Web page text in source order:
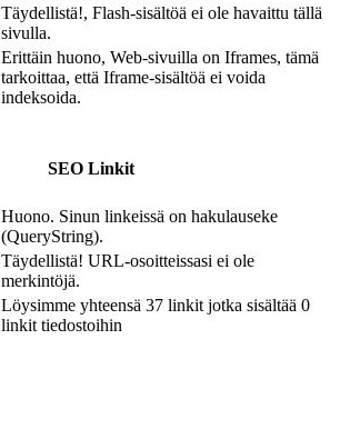
Täydellistä!, Flash-sisältöä ei ole havaittu tällä
sivulla.
Erittäin huono, Web-sivuilla on Iframes, tämä
tarkoittaa, että Iframe-sisältöä ei voida
indeksoida.
SEO Linkit
Huono. Sinun linkeissä on hakulauseke
(QueryString).
Täydellistä! URL-osoitteissasi ei ole
merkintöjä.
Löysimme yhteensä 37 linkit jotka sisältää 0
linkit tiedostoihin